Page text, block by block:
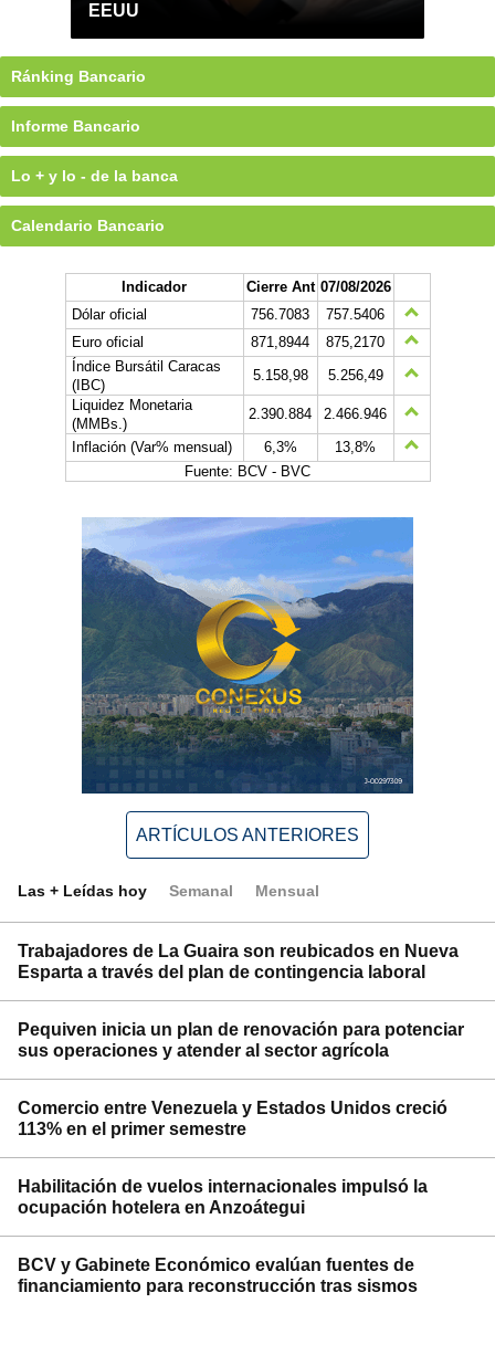
EEUU
Ránking Bancario
Informe Bancario
Lo + y lo - de la banca
Calendario Bancario
Indicador Cierre Ant 07/08/2026
Dólar oficial
756.7083
757.5406
Euro oficial
871,8944
875,2170
Índice Bursátil Caracas
(IBC)
5.158,98
5.256,49
Liquidez Monetaria
(MMBs.)
2.390.884
2.466.946
Inflación (Var% mensual)
6,3%
13,8%
Fuente: BCV - BVC
ARTÍCULOS ANTERIORES
Las + Leídas hoy Semanal Mensual
Trabajadores de La Guaira son reubicados en Nueva
Esparta a través del plan de contingencia laboral
Pequiven inicia un plan de renovación para potenciar
sus operaciones y atender al sector agrícola
Comercio entre Venezuela y Estados Unidos creció
113% en el primer semestre
Habilitación de vuelos internacionales impulsó la
ocupación hotelera en Anzoátegui
BCV y Gabinete Económico evalúan fuentes de
financiamiento para reconstrucción tras sismos